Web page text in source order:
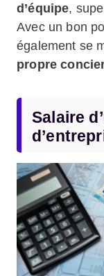
d’équipe,
Avec un bon
également se
propre
Salaire